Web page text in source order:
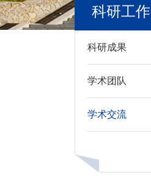
科研工作
科研成果
学术团队
学术交流